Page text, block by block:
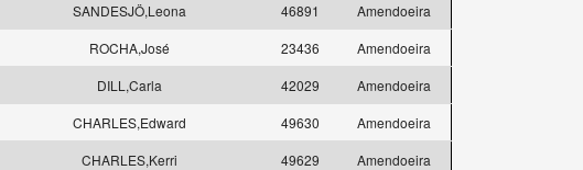
SANDESJÖ,Leona 46891
Amendoeira
ROCHA,José 23436
Amendoeira
DILL,Carla 42029
Amendoeira
CHARLES,Edward 49630
Amendoeira
CHARLES,Kerri 49629
Amendoeira